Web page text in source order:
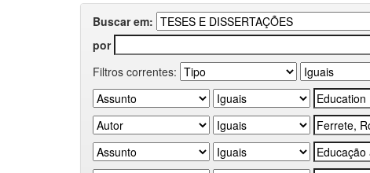
Buscar em:
por
Filtros correntes: